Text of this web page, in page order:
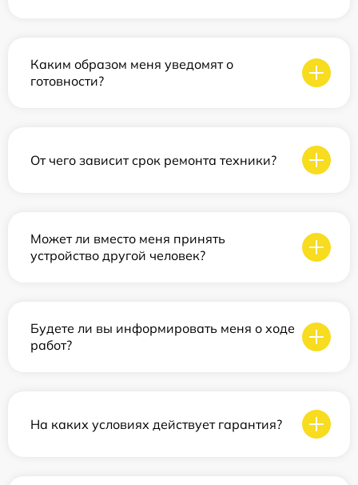
Каким образом меня уведомят о
готовности?
От чего зависит срок ремонта техники?
Может ли вместо меня принять
устройство другой человек?
Будете ли вы информировать меня о ходе
работ?
На каких условиях действует гарантия?